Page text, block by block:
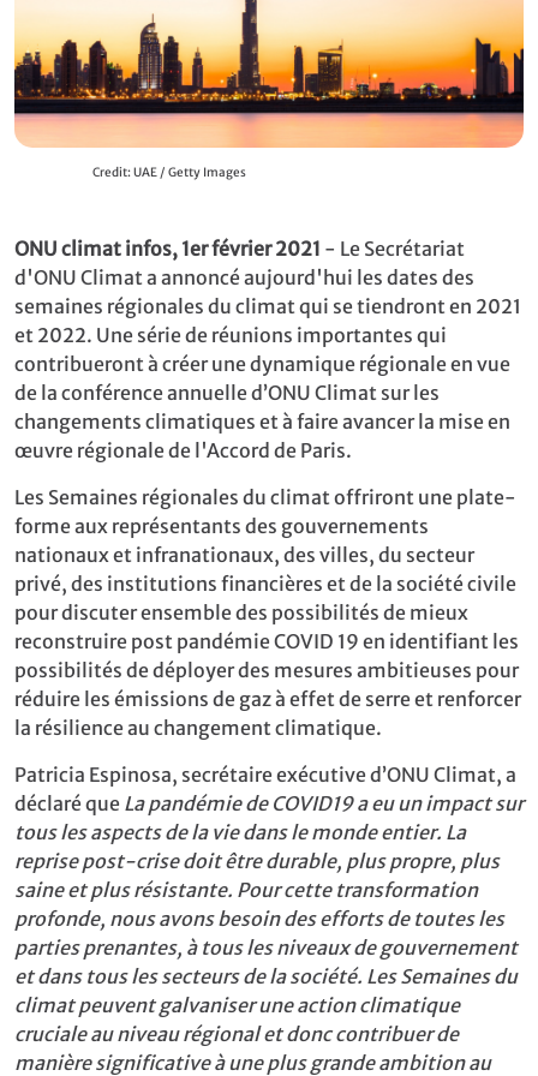
Credit: UAE / Getty Images
ONU climat infos, 1er février 2021 - Le Secrétariat
d'ONU Climat a annoncé aujourd'hui les dates des
semaines régionales du climat qui se tiendront en 2021
et 2022. Une série de réunions importantes qui
contribueront à créer une dynamique régionale en vue
de la conférence annuelle d’ONU Climat sur les
changements climatiques et à faire avancer la mise en
œuvre régionale de l'Accord de Paris.
Les Semaines régionales du climat offriront une plate-
forme aux représentants des gouvernements
nationaux et infranationaux, des villes, du secteur
privé, des institutions financières et de la société civile
pour discuter ensemble des possibilités de mieux
reconstruire post pandémie COVID 19 en identifiant les
possibilités de déployer des mesures ambitieuses pour
réduire les émissions de gaz à effet de serre et renforcer
la résilience au changement climatique.
Patricia Espinosa, secrétaire exécutive d’ONU Climat, a
déclaré que La pandémie de COVID19 a eu un impact sur
tous les aspects de la vie dans le monde entier. La
reprise post-crise doit être durable, plus propre, plus
saine et plus résistante. Pour cette transformation
profonde, nous avons besoin des efforts de toutes les
parties prenantes, à tous les niveaux de gouvernement
et dans tous les secteurs de la société. Les Semaines du
climat peuvent galvaniser une action climatique
cruciale au niveau régional et donc contribuer de
manière significative à une plus grande ambition au